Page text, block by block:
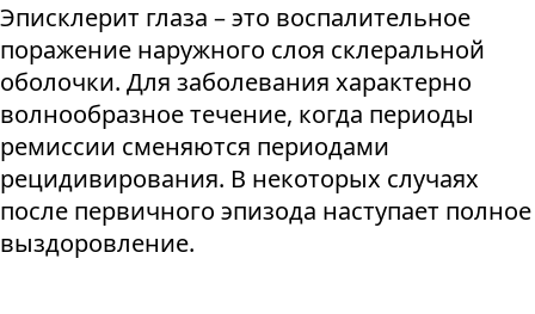
Я принимаю"Cоглашение
об обработке персональных
данных."
Отправить вопрос
Эписклерит глаза – это воспалительное
поражение наружного слоя склеральной
оболочки. Для заболевания характерно
волнообразное течение, когда периоды
ремиссии сменяются периодами
рецидивирования. В некоторых случаях
после первичного эпизода наступает полное
выздоровление.